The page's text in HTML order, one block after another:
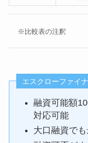
※比較表の注釈
エスクローファイ
融資可能額
対応可能
大口融資で